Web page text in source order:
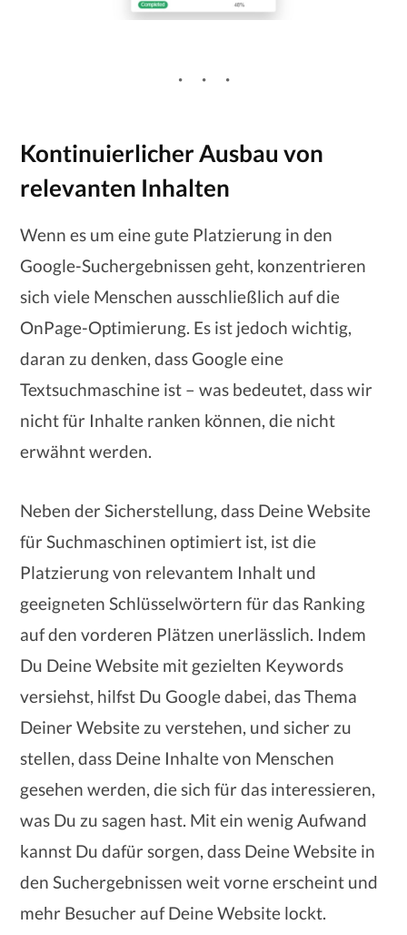
Kontinuierlicher Ausbau von
relevanten Inhalten
Wenn es um eine gute Platzierung in den
Google-Suchergebnissen geht, konzentrieren
sich viele Menschen ausschließlich auf die
OnPage-Optimierung. Es ist jedoch wichtig,
daran zu denken, dass Google eine
Textsuchmaschine ist – was bedeutet, dass wir
nicht für Inhalte ranken können, die nicht
erwähnt werden.
Neben der Sicherstellung, dass Deine Website
für Suchmaschinen optimiert ist, ist die
Platzierung von relevantem Inhalt und
geeigneten Schlüsselwörtern für das Ranking
auf den vorderen Plätzen unerlässlich. Indem
Du Deine Website mit gezielten Keywords
versiehst, hilfst Du Google dabei, das Thema
Deiner Website zu verstehen, und sicher zu
stellen, dass Deine Inhalte von Menschen
gesehen werden, die sich für das interessieren,
was Du zu sagen hast. Mit ein wenig Aufwand
kannst Du dafür sorgen, dass Deine Website in
den Suchergebnissen weit vorne erscheint und
mehr Besucher auf Deine Website lockt.